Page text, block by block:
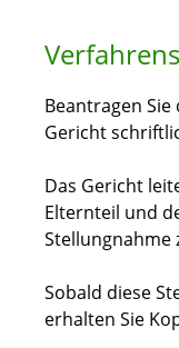
Beantragen Sie
Gericht
Das Gericht
Elternteil und
Stellungnahme
Sobald diese
erhalten Sie